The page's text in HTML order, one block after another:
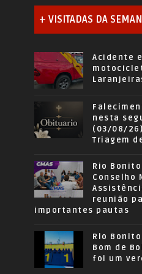
+ VISITADAS DA
Acidente
nesta
(03/08/
Triagem
Rio
Conselho
reunião
importantes pautas
Rio Bonito
Bom de
foi um